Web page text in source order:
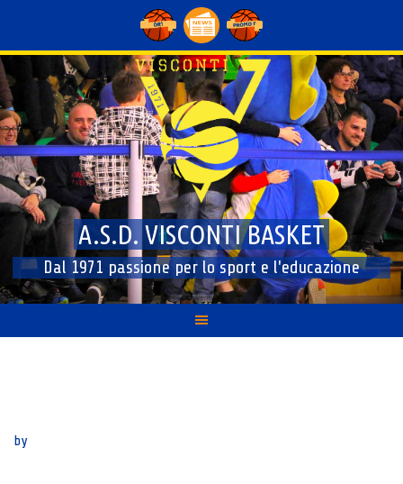
content
A.S.D. VISCONTI BASKET
Dal 1971 passione per lo sport e l'educazione
by